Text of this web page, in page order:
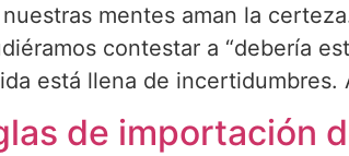
mentes aman la
contestar a “debería
está llena de incertidumbres.
de importación